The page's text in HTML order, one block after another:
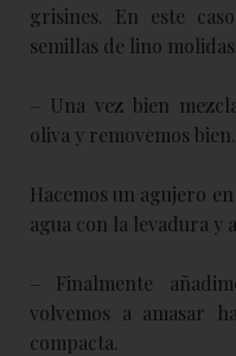
grisines. En este
semillas de lino
– Una vez bien
oliva y removemos bien.
Hacemos un agujero
agua con la levadura y
– Finalmente
volvemos a amasar
compacta.